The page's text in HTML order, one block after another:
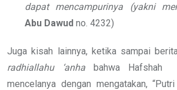
dapat mencampurinya (yakni
Abu Dawud no. 4232)
Juga kisah lainnya, ketika sampai
radhiallahu ‘anhabahwa Hafshah
mencelanya dengan mengatakan,